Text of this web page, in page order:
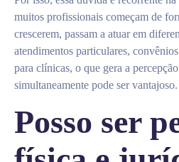
muitos profissionais começam de
crescerem, passam a atuar em
atendimentos particulares,
para clínicas, o que gera a
simultaneamente pode ser vantajoso.
Posso ser